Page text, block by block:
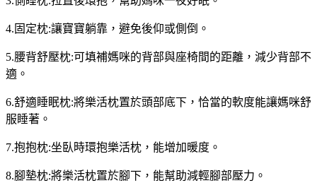
4.固定枕:讓寶寶躺靠，避免後仰或側倒。
5.腰背舒壓枕:可填補媽咪的背部與座椅間的距離，減少背部不
適。
6.舒適睡眠枕:將樂活枕置於頭部底下，恰當的軟度能讓媽咪舒
服睡著。
7.抱抱枕:坐臥時環抱樂活枕，能增加暖度。
8.腳墊枕:將樂活枕置於腳下，能幫助減輕腳部壓力。